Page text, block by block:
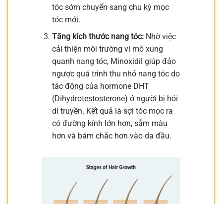
tóc sớm chuyển sang chu kỳ mọc
tóc mới.
Tăng kích thước nang tóc:Nhờ việc
cải thiện môi trường vi mô xung
quanh nang tóc, Minoxidil giúp đảo
ngược quá trình thu nhỏ nang tóc do
tác động của hormone DHT
(Dihydrotestosterone) ở người bị hói
di truyền. Kết quả là sợi tóc mọc ra
có đường kính lớn hơn, sẫm màu
hơn và bám chắc hơn vào da đầu.